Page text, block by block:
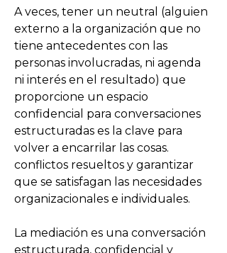
A veces, tener un neutral (alguien
externo a la organización que no
tiene antecedentes con las
personas involucradas, ni agenda
ni interés en el resultado) que
proporcione un espacio
confidencial para conversaciones
estructuradas es la clave para
volver a encarrilar las cosas.
conflictos resueltos y garantizar
que se satisfagan las necesidades
organizacionales e individuales.
La mediación es una conversación
estructurada, confidencial y